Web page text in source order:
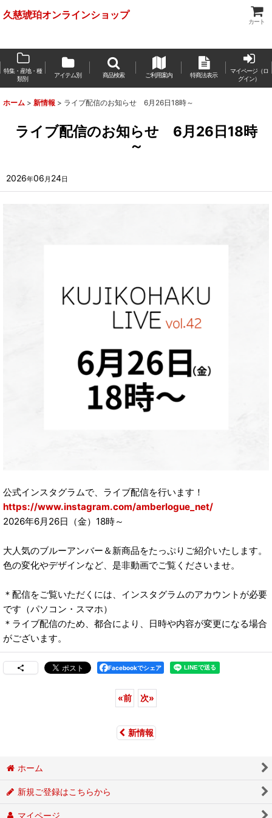
久慈琥珀オンラインショップ
カート
特集・産地・種
類別
アイテム別 商品検索 ご利用案内 特商法表示
マイページ（ロ
グイン）
ホーム > 新情報 > ライブ配信のお知らせ 6月26日18時～
ライブ配信のお知らせ 6月26日18時
～
2026年06 月 24日
公式インスタグラムで、ライブ配信を行います！
https://www.instagram.com/amberlogue_net/
2026年6月26日（金）18時～
大人気のブルーアンバー＆新商品をたっぷりご紹介いたします。
色の変化やデザインなど、是非動画でご覧くださいませ。
＊配信をご覧いただくには、インスタグラムのアカウントが必要
です（パソコン・スマホ）
＊ライブ配信のため、都合により、日時や内容が変更になる場合
がございます。
Facebookでシェア
«前 次»
新情報
ホーム
新規ご登録はこちらから
マイページ